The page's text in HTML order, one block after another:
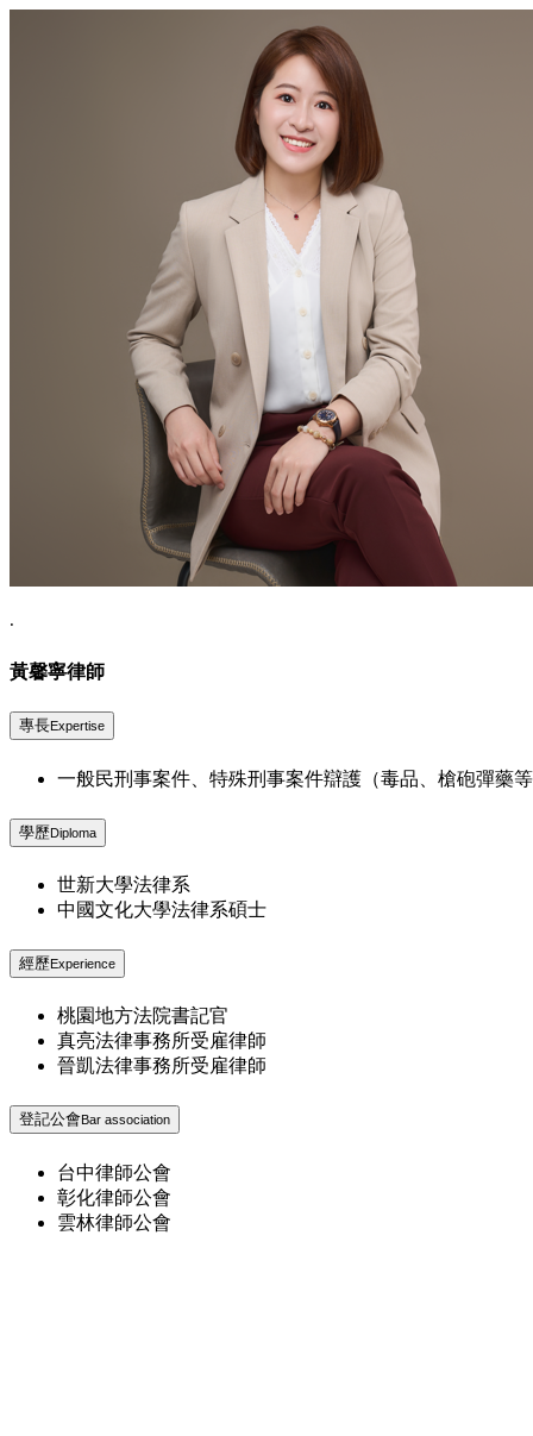
.
黃馨寧律師
專長Expertise
一般民刑事案件、特殊刑事案件辯護（毒品、槍砲彈藥
學歷Diploma
世新大學法律系
中國文化大學法律系碩士
經歷Experience
桃園地方法院書記官
真亮法律事務所受雇律師
晉凱法律事務所受雇律師
登記公會Bar association
台中律師公會
彰化律師公會
雲林律師公會